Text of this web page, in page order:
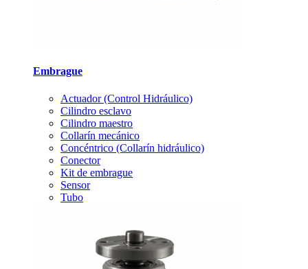
Embrague
Actuador (Control Hidráulico)
Cilindro esclavo
Cilindro maestro
Collarín mecánico
Concéntrico (Collarín hidráulico)
Conector
Kit de embrague
Sensor
Tubo